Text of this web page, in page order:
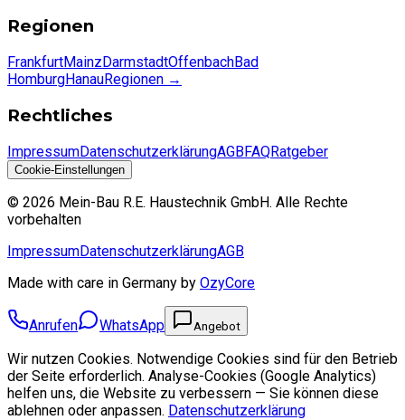
Regionen
FrankfurtMainzDarmstadtOffenbachBad
HomburgHanauRegionen →
Rechtliches
ImpressumDatenschutzerklärungAGBFAQRatgeber
Cookie-Einstellungen
© 2026 Mein-Bau R.E. Haustechnik GmbH. Alle Rechte
vorbehalten
ImpressumDatenschutzerklärungAGB
Made with care in Germany by OzyCore
Anrufen WhatsApp Angebot
Wir nutzen Cookies. Notwendige Cookies sind für den Betrieb
der Seite erforderlich. Analyse-Cookies (Google Analytics)
helfen uns, die Website zu verbessern — Sie können diese
ablehnen oder anpassen. Datenschutzerklärung